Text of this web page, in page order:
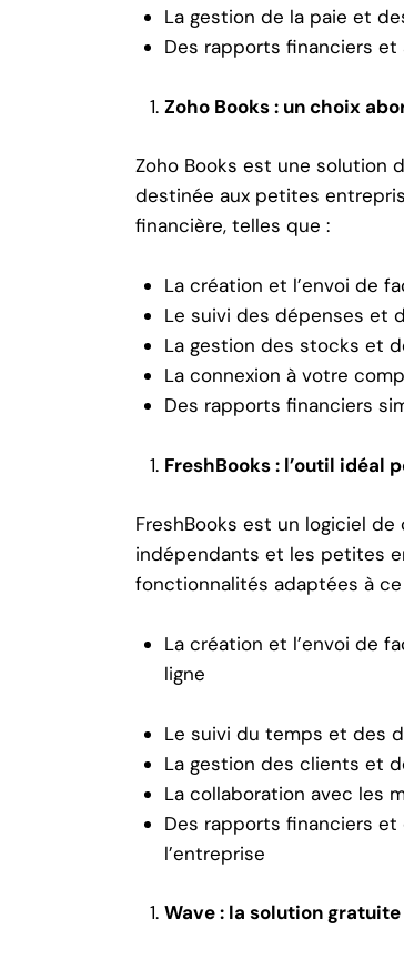
La gestion de la paie et
Des rapports financiers
Zoho Books : un choix
Zoho Books est une solution
destinée aux petites
financière, telles que :
La création et l’envoi de
Le suivi des dépenses et
La gestion des stocks et
La connexion à votre
Des rapports financiers
FreshBooks : l’outil idéal
FreshBooks est un logiciel
indépendants et les petites
fonctionnalités adaptées à
La création et l’envoi de
ligne
Le suivi du temps et des
La gestion des clients et
La collaboration avec les
Des rapports financiers
l’entreprise
Wave : la solution